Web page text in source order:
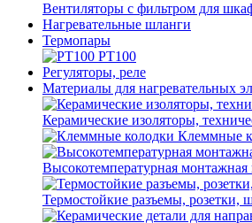
Вентиляторы с фильтром для
Нагревательные шланги
Термопары
PT100
Регуляторы, реле
Материалы для нагревательных
Керамические изоляторы,
Клеммные
Высокотемпературная монтажная
Термостойкие разъемы, розетки,